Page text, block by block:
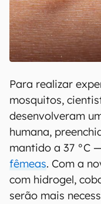
Para realizar
mosquitos,
desenvolveram
humana,
mantido a 37 °C
fêmeas. Com a
com hidrogel,
serão mais